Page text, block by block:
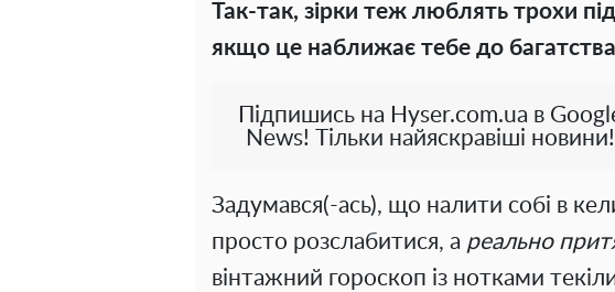
Так-так, зірки теж люблять трохи
якщо це наближає тебе до
Підпишись на Hyser.com.ua в
News! Тільки найяскравіші новини!
Задумався(-ась), що налити собі в
просто розслабитися, а реально
вінтажний гороскоп із нотками